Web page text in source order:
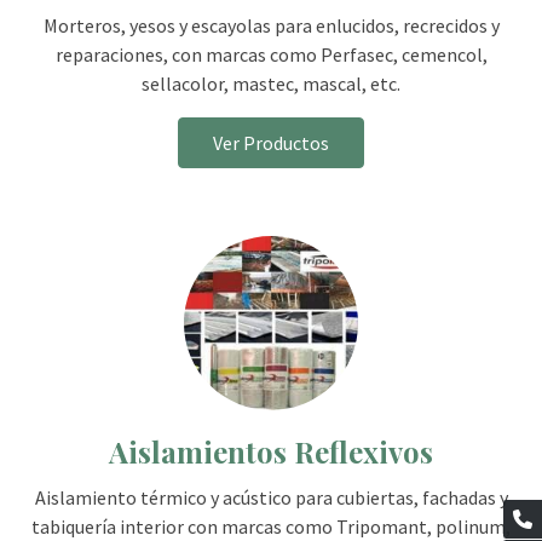
Morteros, yesos y escayolas para enlucidos, recrecidos y
reparaciones, con marcas como Perfasec, cemencol,
sellacolor, mastec, mascal, etc.
Ver Productos
Aislamientos Reflexivos
Aislamiento térmico y acústico para cubiertas, fachadas y
tabiquería interior con marcas como Tripomant, polinum,